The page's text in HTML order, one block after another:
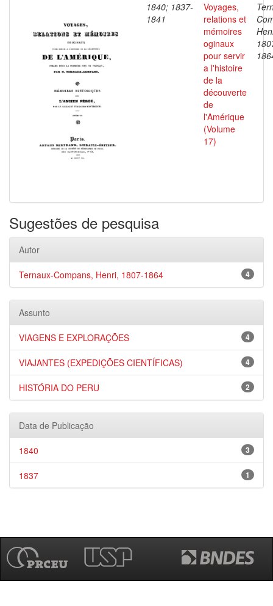
1840; 1837-
1841
Voyages,
relations et
mémoires
oginaux
pour servir
a l'histoire
de la
découverte
de
l'Amérique
(Volume
17)
Sugestões de pesquisa
Autor
4
Ternaux-Compans, Henri, 1807-1864
Assunto
4
VIAGENS E EXPLORAÇÕES
4
VIAJANTES (EXPEDIÇÕES CIENTÍFICAS)
2
HISTÓRIA DO PERU
Data de Publicação
3
1840
1
1837